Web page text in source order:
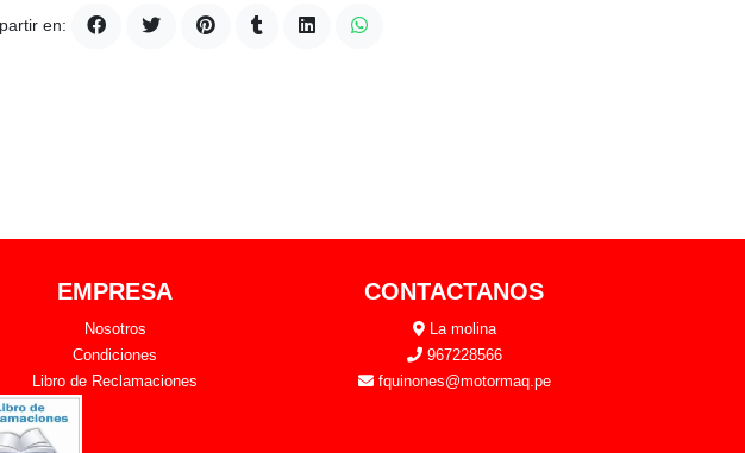
en:
EMPRESA
Nosotros
Condiciones
Libro de Reclamaciones
CONTACTANOS
La molina
967228566
fquinones@motormaq.pe